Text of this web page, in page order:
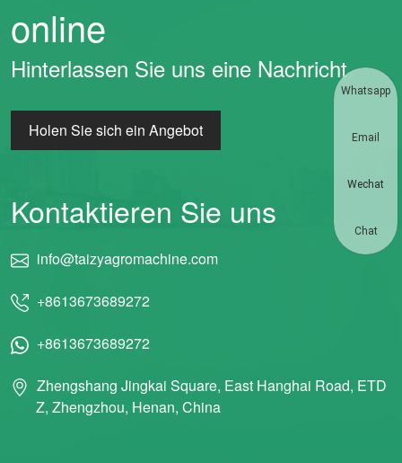
online
Hinterlassen Sie uns eine Nachricht
Holen Sie sich ein Angebot
Kontaktieren Sie uns
info@taizyagromachine.com
+8613673689272
+8613673689272
Zhengshang Jingkai Square, East Hanghai Road, ETD
Z, Zhengzhou, Henan, China
Whatsapp
Email
Wechat
Chat